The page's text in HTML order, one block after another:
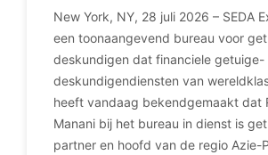
New York, NY, 28 juli 2026 – SEDA
een toonaangevend bureau voor
deskundigen dat financiele getuige-
deskundigendiensten van
heeft vandaag bekendgemaakt dat
Manani bij het bureau in dienst is
partner en hoofd van de regio Azie-